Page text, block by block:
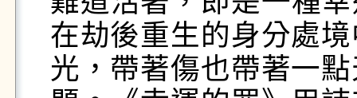
在劫後重生的身分處
光，帶著傷也帶著一